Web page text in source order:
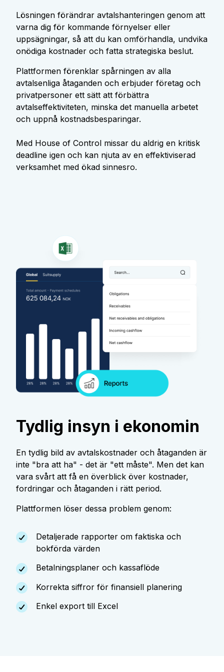
Lösningen förändrar avtalshanteringen genom att
varna dig för kommande förnyelser eller
uppsägningar, så att du kan omförhandla, undvika
onödiga kostnader och fatta strategiska beslut.
Plattformen förenklar spårningen av alla
avtalsenliga åtaganden och erbjuder företag och
privatpersoner ett sätt att förbättra
avtalseffektiviteten, minska det manuella arbetet
och uppnå kostnadsbesparingar.
Med House of Control missar du aldrig en kritisk
deadline igen och kan njuta av en effektiviserad
verksamhet med ökad sinnesro.
Tydlig insyn i ekonomin
En tydlig bild av avtalskostnader och åtaganden är
inte "bra att ha" - det är "ett måste". Men det kan
vara svårt att få en överblick över kostnader,
fordringar och åtaganden i rätt period.
Plattformen löser dessa problem genom:
Detaljerade rapporter om faktiska och
bokförda värden
Betalningsplaner och kassaflöde
Korrekta siffror för finansiell planering
Enkel export till Excel